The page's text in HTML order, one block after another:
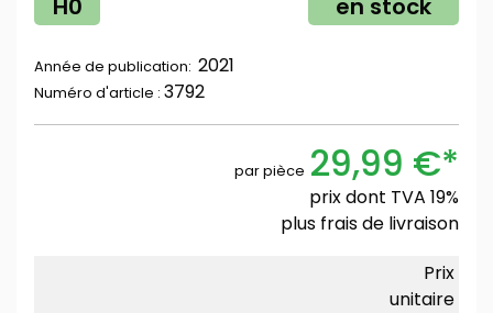
Année de publication: 2021
Numéro d'article : 3792
par pièce 29,99 €*
prix dont TVA 19%
plus frais de livraison
Prix
unitaire